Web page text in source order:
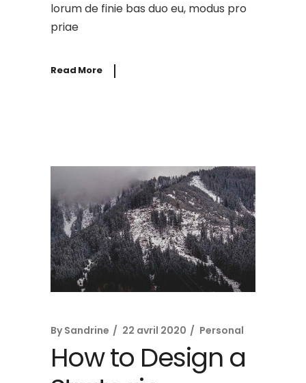
lorum de finie bas duo eu, modus pro
priae
Read More
By Sandrine 22 avril 2020 Personal
How to Design a